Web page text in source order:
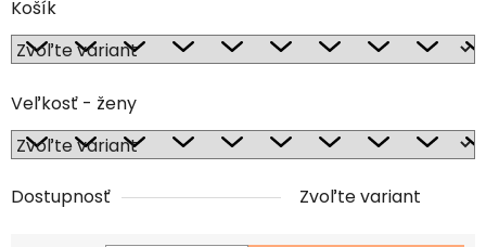
Košík
Veľkosť - ženy
Dostupnosť Zvoľte variant